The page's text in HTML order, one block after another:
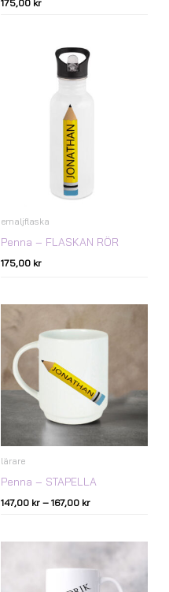
175,00 kr
emaljflaska
Penna – FLASKAN RÖR
175,00 kr
lärare
Penna – STAPELLA
147,00 kr – 167,00 kr
till
147,00 kr
till
167,00 kr